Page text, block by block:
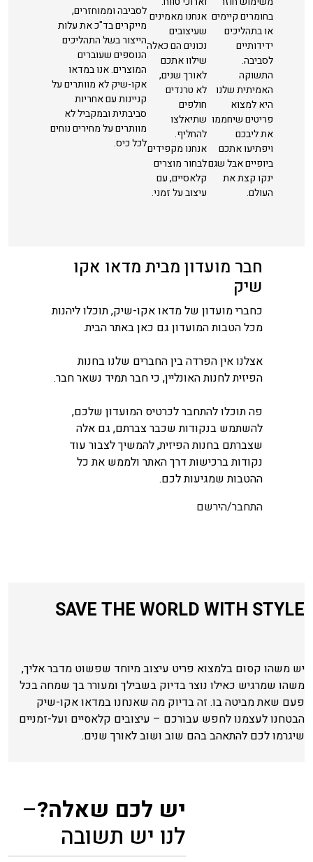
בחומרים קיימים
או בתהליכים
ידידותיים
לסביבה.
התשוקה
האמיתית שלנו
היא למצוא
פריטים שיחממו
את ליבכם
ויפתיעו אתכם
ביופיים אבל שגם
ינקו קצת את
העולם.
אנחנו מאמינים
שעיצובים
נכונים הם כאלה
שילוו אתכם
לאורך שנים,
לא טרנדים
חולפים
שתיאלצו
להחליף.
אנחנו מקפידים
לבחור מוצרים
קלאסיים, עם
עיצוב על זמני.
לסביבה וממוחזרים,
מייקרים בד"כ את עלות
הייצור בשל התהליכים
הנוספים שעוברים
המוצרים. אנו במדאו
אקו-שיק לא מוותרים על
קניינות עם אחריות
סביבתית ובמקביל לא
מוותרים על מחירים נוחים
לכל כיס.
חבר מועדון מבית מדאו אקו
שיק
כחברי מועדון של מדאו אקו-שיק, תוכלו ליהנות
מכל הטבות המועדון גם כאן באתר הבית.
אצלנו אין הפרדה בין החברים שלנו בחנות
הפיזית לחנות האונליין, כי חבר תמיד נשאר חבר.
פה תוכלו להתחבר לכרטיס המועדון שלכם,
להשתמש בנקודות שכבר צברתם, גם אלה
שצברתם בחנות הפיזית, להמשיך לצבור עוד
נקודות ברכישות דרך האתר ולממש את כל
ההטבות שמגיעות לכם.
התחבר/הירשם
SAVE THE WORLD WITH STYLE
יש משהו קסום בלמצוא פריט עיצוב מיוחד שפשוט מדבר אליך,
משהו שמרגיש כאילו נוצר בדיוק בשבילך ומעורר בך שמחה בכל
פעם שאת מביטה בו. זה בדיוק מה שאנחנו במדאו אקו-שיק
הבטחנו לעצמנו לחפש עבורכם – עיצובים קלאסיים ועל-זמניים
שיגרמו לכם להתאהב בהם שוב ושוב לאורך שנים.
יש לכם שאלה?–
לנו יש תשובה